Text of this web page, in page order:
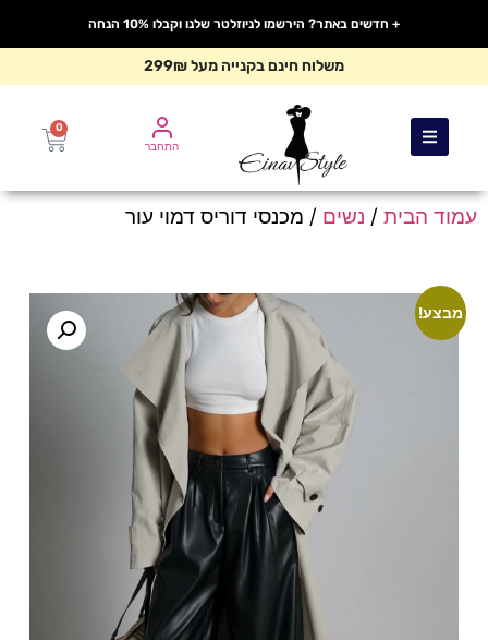
+ חדשים באתר? הירשמו לניוזלטר שלנו וקבלו 10% הנחה
משלוח חינם בקנייה מעל 299₪
0
התחבר
עמוד הבית / נשים / מכנסי דוריס דמוי עור
מבצע!